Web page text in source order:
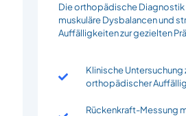
Die orthopädische
muskuläre Dysbalancen und
Auffälligkeiten zur gezielten
Klinische Untersuchung
orthopädischer
Rückenkraft-Messung